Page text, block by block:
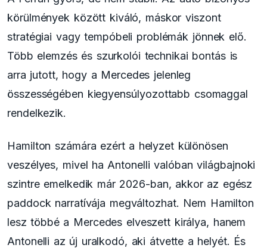
körülmények között kiváló, máskor viszont
stratégiai vagy tempóbeli problémák jönnek elő.
Több elemzés és szurkolói technikai bontás is
arra jutott, hogy a Mercedes jelenleg
összességében kiegyensúlyozottabb csomaggal
rendelkezik.
Hamilton számára ezért a helyzet különösen
veszélyes, mivel ha Antonelli valóban világbajnoki
szintre emelkedik már 2026-ban, akkor az egész
paddock narratívája megváltozhat. Nem Hamilton
lesz többé a Mercedes elveszett királya, hanem
Antonelli az új uralkodó, aki átvette a helyét. És